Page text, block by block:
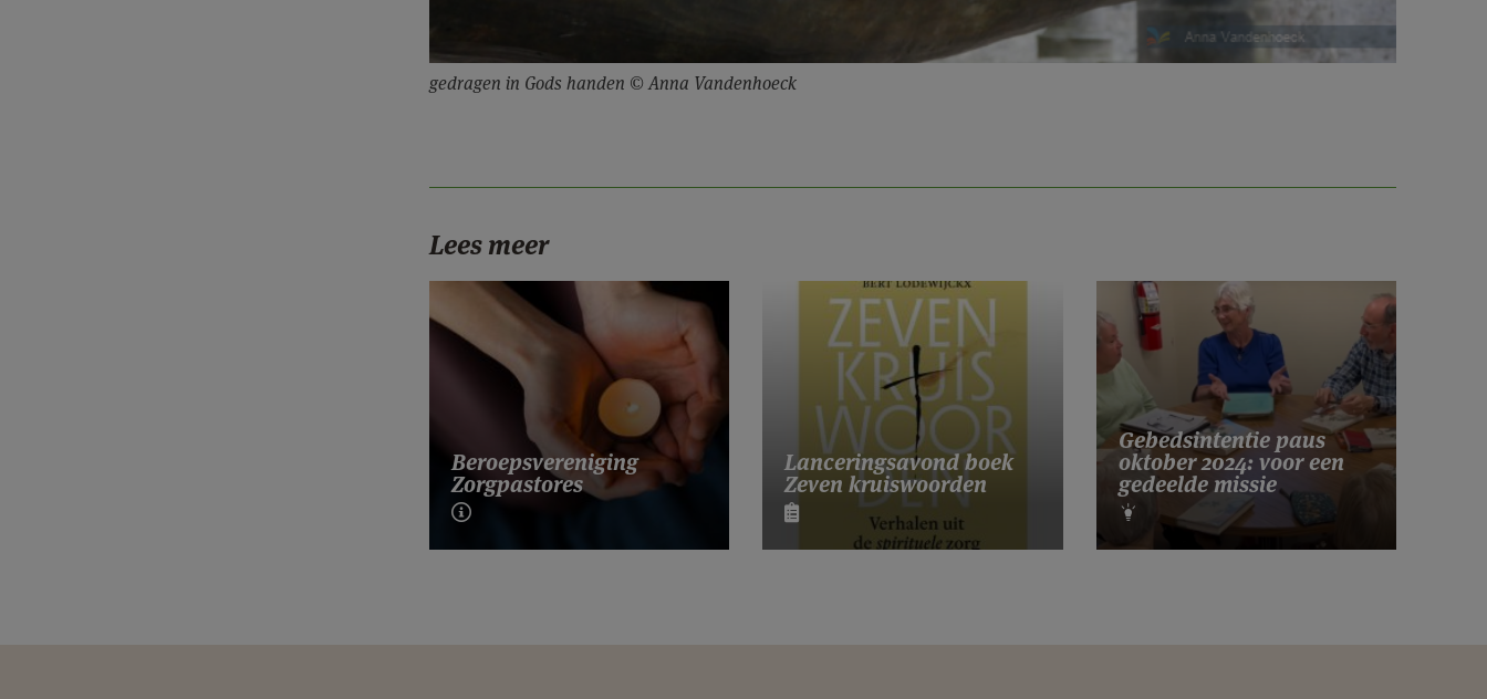
gedragen in Gods handen © Anna Vandenhoeck
Lees meer
Beroepsvereniging
Zorgpastores
Lanceringsavond boek
Zeven kruiswoorden
Gebedsintentie paus
oktober 2024: voor een
gedeelde missie